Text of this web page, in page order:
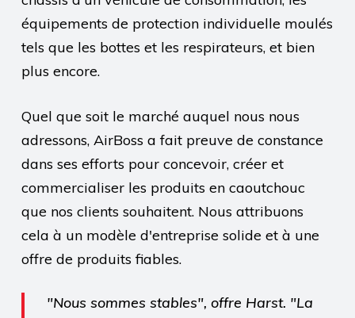
équipements de protection individuelle moulés
tels que les bottes et les respirateurs, et bien
plus encore.
Quel que soit le marché auquel nous nous
adressons, AirBoss a fait preuve de constance
dans ses efforts pour concevoir, créer et
commercialiser les produits en caoutchouc
que nos clients souhaitent. Nous attribuons
cela à un modèle d'entreprise solide et à une
offre de produits fiables.
"Nous sommes stables", offre Harst. "La